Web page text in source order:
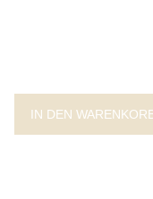
IN DEN